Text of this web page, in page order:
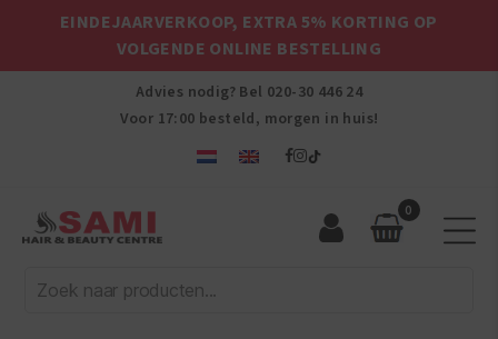
EINDEJAARVERKOOP, EXTRA 5% KORTING OP
VOLGENDE ONLINE BESTELLING
Advies nodig? Bel 020-30 446 24
Voor 17:00 besteld, morgen in huis!
Afro
Hair
0